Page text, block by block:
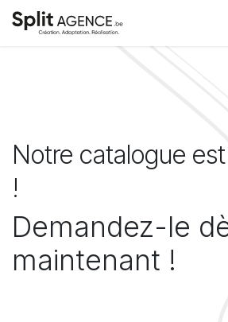
Se rendre au contenu
Notre catalogue
!
Demandez-le
maintenant !